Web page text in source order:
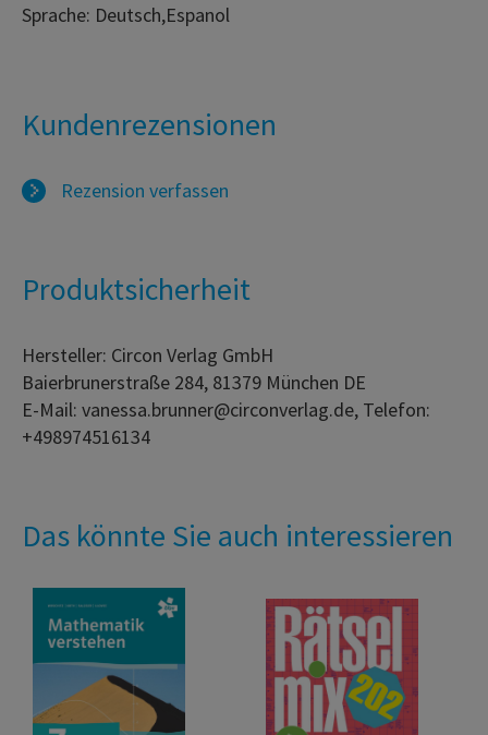
Sprache: Deutsch,Espanol
Kundenrezensionen
Rezension verfassen
Produktsicherheit
Hersteller: Circon Verlag GmbH
Baierbrunerstraße 284, 81379 München DE
E-Mail: vanessa.brunner@circonverlag.de, Telefon:
+498974516134
Das könnte Sie auch interessieren